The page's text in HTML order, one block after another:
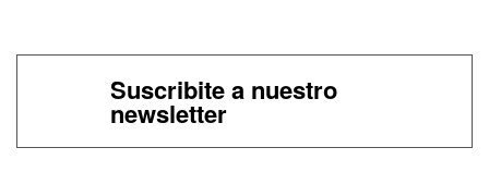
Suscribite a nuestro
newsletter